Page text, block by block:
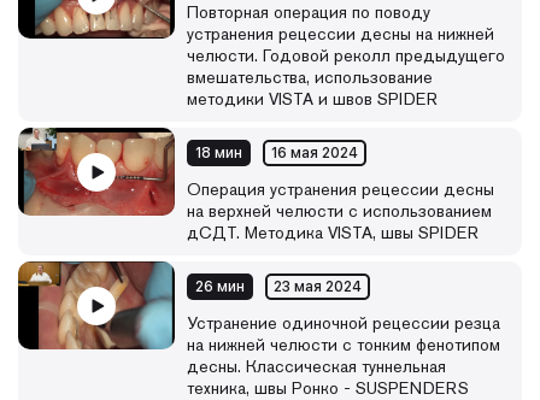
Повторная операция по поводу
устранения рецессии десны на нижней
челюсти. Годовой реколл предыдущего
вмешательства, использование
методики VISTA и швов SPIDER
18 мин 16 мая 2024
Операция устранения рецессии десны
на верхней челюсти с использованием
дСДТ. Методика VISTA, швы SPIDER
26 мин 23 мая 2024
Устранение одиночной рецессии резца
на нижней челюсти с тонким фенотипом
десны. Классическая туннельная
техника, швы Ронко - SUSPENDERS